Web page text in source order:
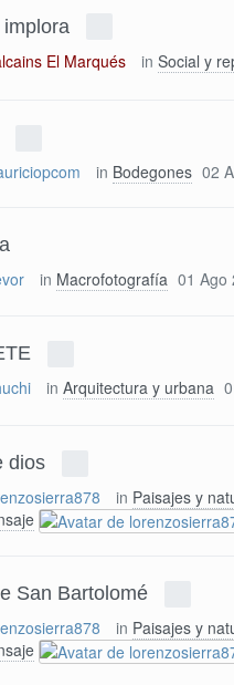
El Marqués in Social y
in Bodegones 02
in Macrofotografía 01 Ago
in Arquitectura y urbana
dios
in Paisajes y
San Bartolomé
in Paisajes y